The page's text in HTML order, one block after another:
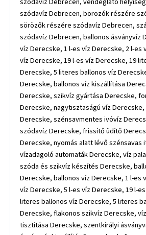
szódavíz Debrecen, borozók részére
sörözők részére szódavíz Debrecen,
szódavíz Debrecen, ballonos ásványvíz
víz Derecske, 1 l-es víz Derecske, 2 l-es
víz Derecske, 19 l-es víz Derecske, 19
Derecske, 5 literes ballonos víz
Derecske, ballonos víz kiszállítása
Derecske, szikvíz gyártása Derecske,
Derecske, nagytisztaságú víz
Derecske, szénsavmentes ivóvíz
szódavíz Derecske, frissítő üdítő
Derecske, nyomás alatt lévő szénsavas
vízadagoló automaták Derecske, víz
szóda és szikvíz készítés Derecske,
Derecske, ballonos víz Derecske, 1 l-es
víz Derecske, 5 l-es víz Derecske, 19 l-
literes ballonos víz Derecske, 5 literes
Derecske, flakonos szikvíz Derecske,
tisztítása Derecske, szentkirályi